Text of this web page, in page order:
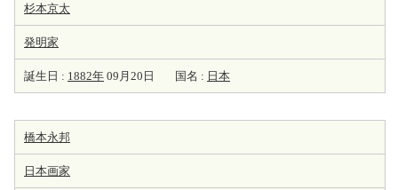
杉本京太
発明家
誕生日 : 1882年 09月20日 国名 : 日本
橋本永邦
日本画家